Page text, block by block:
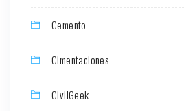
Cemento
Cimentaciones
CivilGeek